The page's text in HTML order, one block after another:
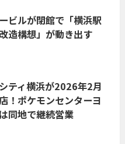
ビルが閉館で「横浜駅
造構想」が動き出す
ティ横浜が2026年2月
！ポケモンセンターヨ
同地で継続営業